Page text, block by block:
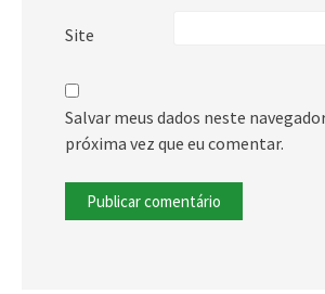
Site
Salvar meus dados neste
próxima vez que eu comentar.